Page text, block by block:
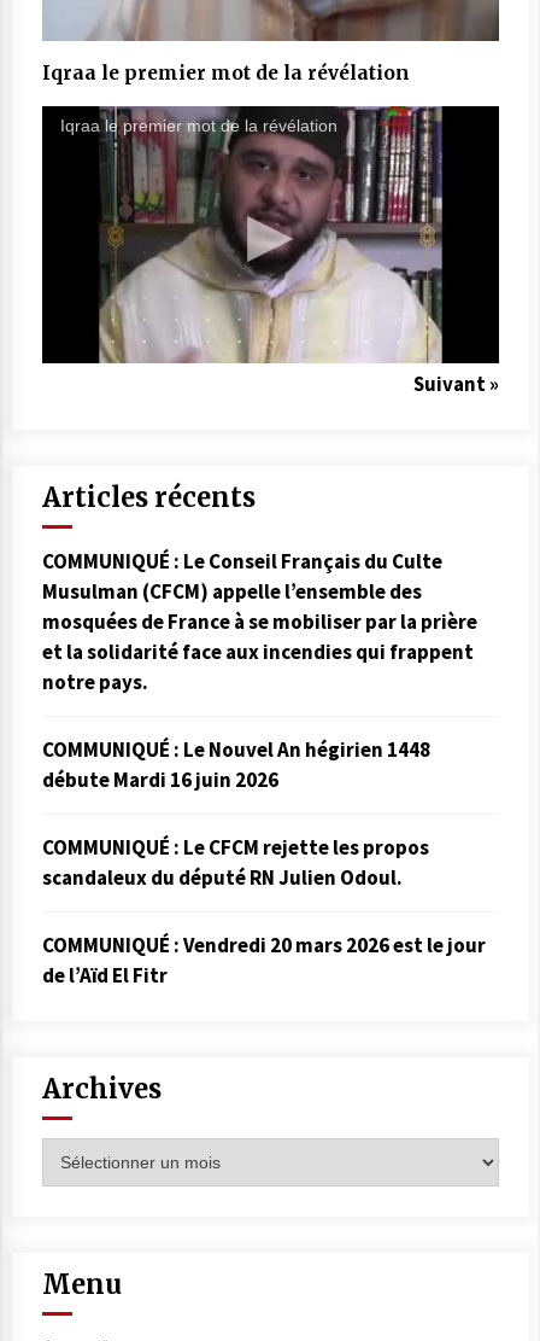
Iqraa le premier mot de la révélation
Iqraa le premier mot de la révélation
Suivant »
Articles récents
COMMUNIQUÉ : Le Conseil Français du Culte
Musulman (CFCM) appelle l’ensemble des
mosquées de France à se mobiliser par la prière
et la solidarité face aux incendies qui frappent
notre pays.
COMMUNIQUÉ : Le Nouvel An hégirien 1448
débute Mardi 16 juin 2026
COMMUNIQUÉ : Le CFCM rejette les propos
scandaleux du député RN Julien Odoul.
COMMUNIQUÉ : Vendredi 20 mars 2026 est le jour
de l’Aïd El Fitr
Archives
Menu